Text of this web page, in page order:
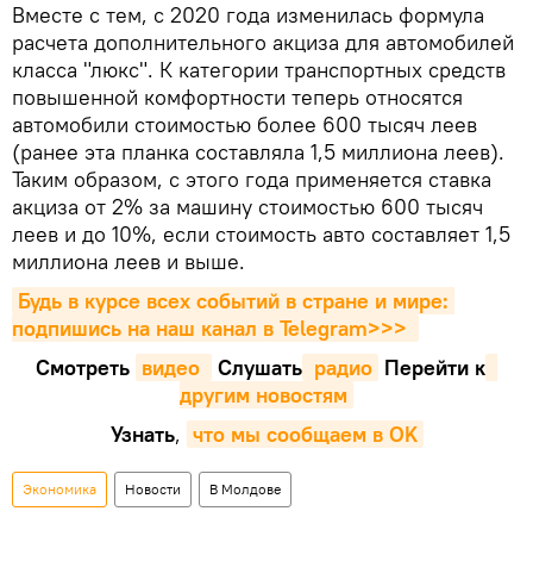
Вместе с тем, с 2020 года изменилась формула
расчета дополнительного акциза для автомобилей
класса "люкс". К категории транспортных средств
повышенной комфортности теперь относятся
автомобили стоимостью более 600 тысяч леев
(ранее эта планка составляла 1,5 миллиона леев).
Таким образом, с этого года применяется ставка
акциза от 2% за машину стоимостью 600 тысяч
леев и до 10%, если стоимость авто составляет 1,5
миллиона леев и выше.
Будь в курсе всех событий в стране и мире:
подпишись на наш канал в Telegram>>>
Смотреть видео Cлушать радио Перейти к
другим новостям
Узнать, что мы сообщаем в OK
Экономика Новости В Молдове